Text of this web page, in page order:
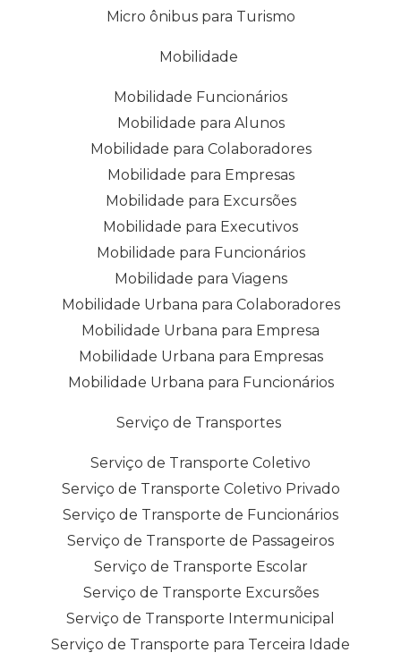
Micro ônibus para Turismo
Mobilidade
Mobilidade Funcionários
Mobilidade para Alunos
Mobilidade para Colaboradores
Mobilidade para Empresas
Mobilidade para Excursões
Mobilidade para Executivos
Mobilidade para Funcionários
Mobilidade para Viagens
Mobilidade Urbana para Colaboradores
Mobilidade Urbana para Empresa
Mobilidade Urbana para Empresas
Mobilidade Urbana para Funcionários
Serviço de Transportes
Serviço de Transporte Coletivo
Serviço de Transporte Coletivo Privado
Serviço de Transporte de Funcionários
Serviço de Transporte de Passageiros
Serviço de Transporte Escolar
Serviço de Transporte Excursões
Serviço de Transporte Intermunicipal
Serviço de Transporte para Terceira Idade